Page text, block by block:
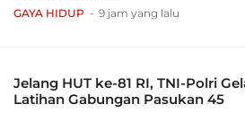
GAYA HIDUP 9 jam yang lalu
Jelang HUT ke-81 RI, TNI-Polri
Latihan Gabungan Pasukan 45